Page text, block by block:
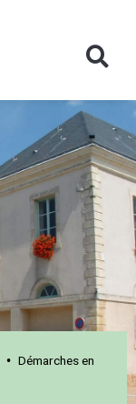
• Démarches en